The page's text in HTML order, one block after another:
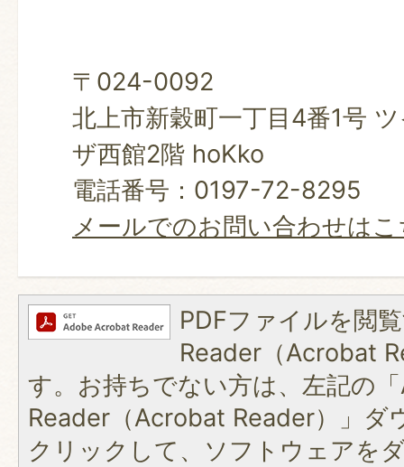
〒024-0092
北上市新穀町一丁目4番1号
ザ西館2階 hoKko
電話番号：0197-72-8295
メールでのお問い合わせは
PDFファイルを閲
Reader（Acrobat
す。お持ちでない方は、左記の
Reader（Acrobat Reader）」ダ
クリックして、ソフトウェアを